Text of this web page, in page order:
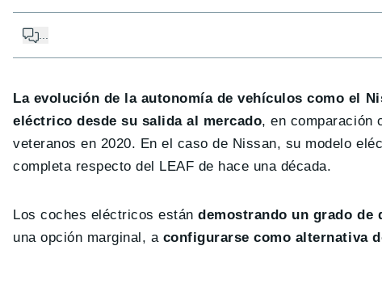
La evolución de la autonomía de vehículos como el
eléctrico desde su salida al mercado, en comparación
veteranos en 2020. En el caso de Nissan, su modelo
completa respecto del LEAF de hace una década.
Los coches eléctricos estándemostrando un grado de
una opción marginal, a configurarse como alternativa